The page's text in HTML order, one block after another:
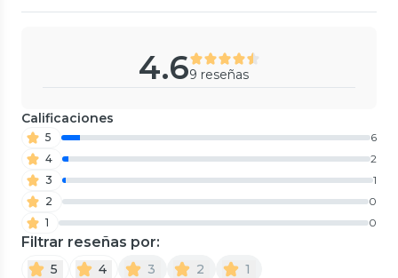
4.69 reseñas
Calificaciones
5
6
4
2
3
1
2
0
1
0
Filtrar reseñas por:
5 4 3 2 1